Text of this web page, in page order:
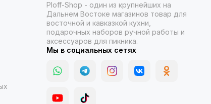
Ploff-Shop - один из крупнейших на
Дальнем Востоке магазинов товар для
восточной и кавказкой кухни,
подарочных наборов ручной работы и
аксессуаров для пикника.
Мы в социальных сетях